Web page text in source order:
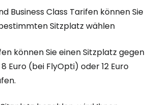
Business Class Tarifen können Sie
Sitzplatz wählen
können Sie einen Sitzplatz gegen
Euro (bei FlyOpti) oder 12 Euro